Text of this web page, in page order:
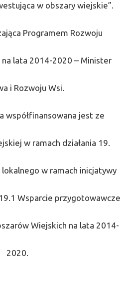
w obszary wiejskie”.
Programem Rozwoju
lata 2014-2020 – Minister
i Rozwoju Wsi.
współfinansowana jest ze
w ramach działania 19.
w ramach inicjatywy
19.1 Wsparcie przygotowawcze
Wiejskich na lata 2014-
2020.